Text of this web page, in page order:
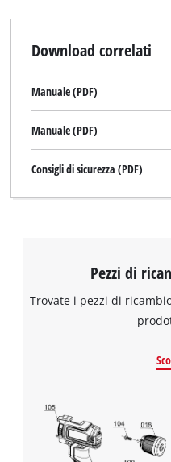
Download correlati
Manuale (PDF)
Manuale (PDF)
Consigli di sicurezza (PDF)
Pezzi di
Trovate i pezzi di